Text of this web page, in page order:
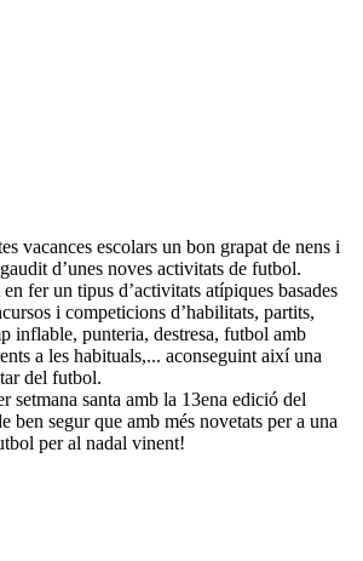
vacances escolars un bon grapat de nens i
d’unes noves activitats de futbol.
fer un tipus d’activitats atípiques basades
i competicions d’habilitats, partits,
inflable, punteria, destresa, futbol amb
a les habituals,... aconseguint així una
del futbol.
setmana santa amb la 13ena edició del
ben segur que amb més novetats per a una
per al nadal vinent!